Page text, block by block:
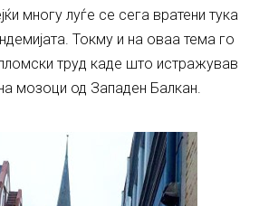
многу луѓе се сега вратени тука
Токму и на оваа тема го
труд каде што истражував
мозоци од Западен Балкан.